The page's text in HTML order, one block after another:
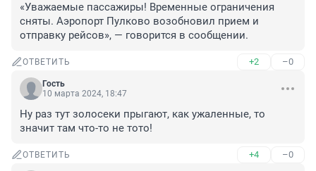
«Уважаемые пассажиры! Временные ограничения
сняты. Аэропорт Пулково возобновил прием и
отправку рейсов», — говорится в сообщении.
ОТВЕТИТЬ +2 –0
Гость
10 марта 2024, 18:47
Ну раз тут золосеки прыгают, как ужаленные, то
значит там что-то не тото!
ОТВЕТИТЬ +4 –0